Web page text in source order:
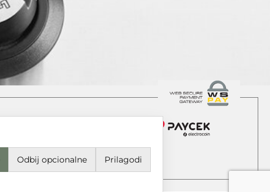
Odbij opcionalne Prilagodi